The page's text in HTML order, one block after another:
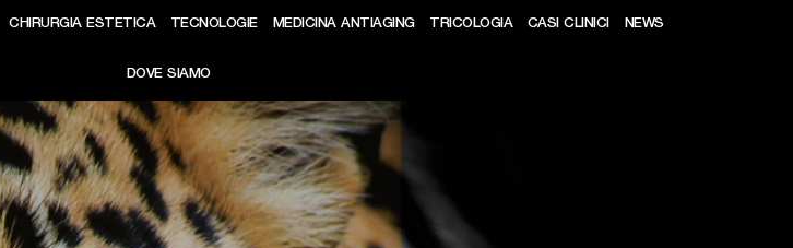
CHIRURGIA ESTETICA TECNOLOGIE MEDICINA ANTIAGING TRICOLOGIA CASI CLINICI NEWS
DOVE SIAMO